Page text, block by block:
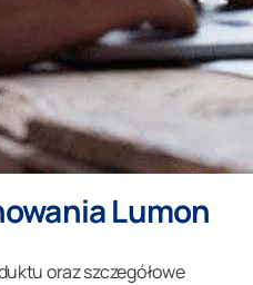
Lumon
oraz szczegółowe